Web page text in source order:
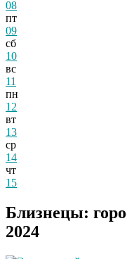
08
пт
09
сб
10
вс
11
пн
12
вт
13
ср
14
чт
15
Близнецы:
2024